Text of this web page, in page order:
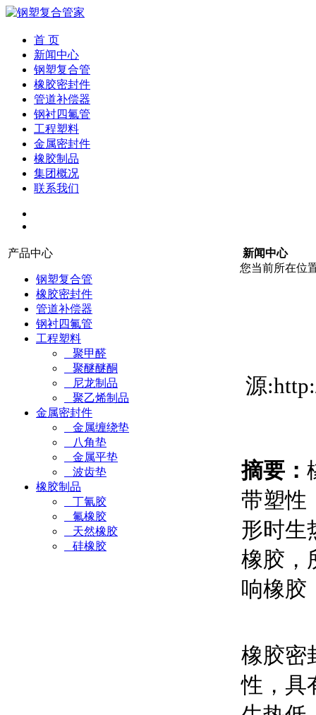
首 页
新闻中心
钢塑复合管
橡胶密封件
管道补偿器
钢衬四氟管
工程塑料
金属密封件
橡胶制品
集团概况
联系我们
产品中心
钢塑复合管
橡胶密封件
管道补偿器
钢衬四氟管
工程塑料
聚甲醛
聚醚醚酮
尼龙制品
聚乙烯制品
金属密封件
金属缠绕垫
八角垫
金属平垫
波齿垫
橡胶制品
丁氰胶
氟橡胶
天然橡胶
硅橡胶
新闻中心
您当前所在位
源
摘要：
带塑性
形时生
橡胶，
响橡胶
橡胶密
性，具